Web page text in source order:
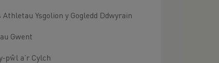
Ysgolion y Gogledd Ddwyrain
Gwent
pŵl a’r Cylch